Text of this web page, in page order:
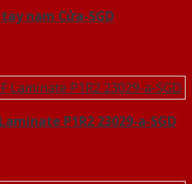
nam Cửa-SGD
P1R2 23029-a-SGD